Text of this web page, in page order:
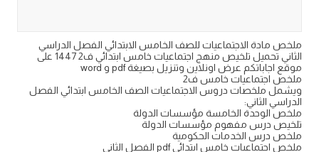
ملخص مادة الاجتماعيات للصف الخامس الابتدائي الفصل الدراسي
الثاني تحميل تلخيص منهج اجتماعيات خامس ابتدائي ف2 1447 على
موقع اجاباتكم عرض اونلاين وتنزيل بصيغة pdf و word
ملخص اجتماعيات خامس ف2
ويشمل ملخصات دروس الاجتماعيات الصف الخامس ابتدائي الفصل
الدراسي الثاني:
ملخص الوحدة الخامسة مؤسسات الدولة
تلخيص درس مفهوم مؤسسات الدولة
ملخص درس الخدمات الحكومية
ملخص اجتماعيات خامس ابتدائي pdf الفصل الثاني